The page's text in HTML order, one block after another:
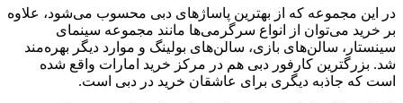
در این مجموعه که از بهترین پاساژهای دبی محسوب می‌شود، علاوه
بر خرید می‌توان از انواع سرگرمی‌ها مانند مجموعه سینمای
سینستار، سالن‌های بازی، سالن‌های بولینگ و موارد دیگر بهره‌مند
شد. بزرگترین کارفور دبی هم در مرکز خرید امارات واقع شده
است که جاذبه دیگری برای عاشقان خرید در دبی است.